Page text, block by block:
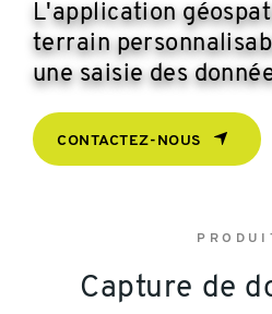
L'application
terrain
une saisie des
CONTACTEZ-NOUS
Capture de